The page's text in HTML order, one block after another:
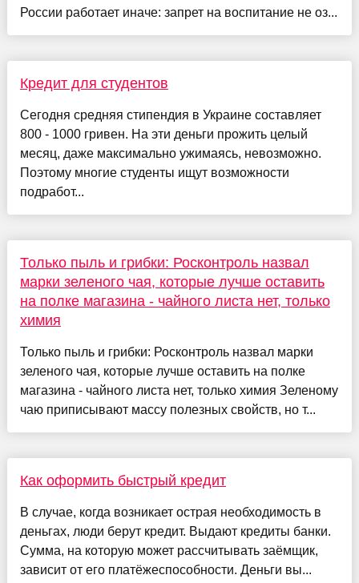
России работает иначе: запрет на воспитание не оз...
Кредит для студентов
Сегодня средняя стипендия в Украине составляет
800 - 1000 гривен. На эти деньги прожить целый
месяц, даже максимально ужимаясь, невозможно.
Поэтому многие студенты ищут возможности
подработ...
Только пыль и грибки: Росконтроль назвал
марки зеленого чая, которые лучше оставить
на полке магазина - чайного листа нет, только
химия
Только пыль и грибки: Росконтроль назвал марки
зеленого чая, которые лучше оставить на полке
магазина - чайного листа нет, только химия Зеленому
чаю приписывают массу полезных свойств, но т...
Как оформить быстрый кредит
В случае, когда возникает острая необходимость в
деньгах, люди берут кредит. Выдают кредиты банки.
Сумма, на которую может рассчитывать заёмщик,
зависит от его платёжеспособности. Деньги вы...